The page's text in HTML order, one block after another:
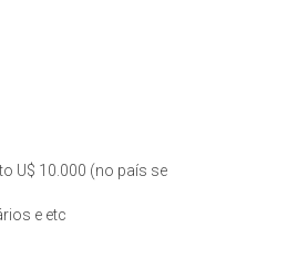
U$ 10.000 (no país se
e etc